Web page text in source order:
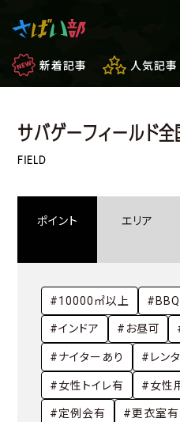
新着記事 人気記事
マンガ・アニメ
もしもの場合
フィールドレビュー
サバゲーフィールド全
FIELD
ポイント エリア
#10000㎡以上 #BBQ
#インドア #お昼可
#ナイターあり #レン
#女性トイレ有 #女性
#定例会有 #更衣室有